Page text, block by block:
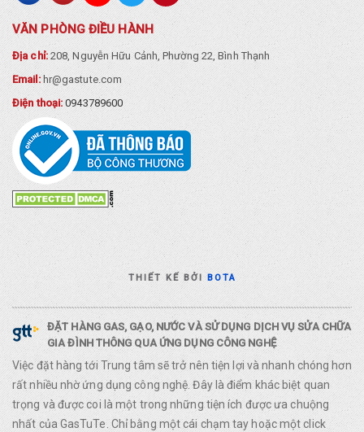
VĂN PHÒNG ĐIỀU HÀNH
Địa chỉ:208, Nguyễn Hữu Cảnh, Phường 22, Bình Thạnh
Email: hr@gastute.com
Điện thoại:0943789600
THIẾT KẾ BỞIBOTA
ĐẶT HÀNG GAS, GẠO, NƯỚC VÀ SỬ DỤNG DỊCH VỤ SỬA CHỮA
GIA ĐÌNH THÔNG QUA ỨNG DỤNG CÔNG NGHỆ
Việc đặt hàng tới Trung tâm sẽ trở nên tiện lợi và nhanh chóng hơn
rất nhiều nhờ ứng dụng công nghệ. Đây là điểm khác biệt quan
trọng và được coi là một trong những tiện ích được ưa chuộng
nhất của GasTuTe. Chỉ bằng một cái chạm tay hoặc một click